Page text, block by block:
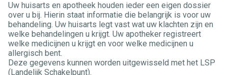
Uw huisarts en apotheek houden ieder een eigen dossier
over u bij. Hierin staat informatie die belangrijk is voor uw
behandeling. Uw huisarts legt vast wat uw klachten zijn en
welke behandelingen u krijgt. Uw apotheker registreert
welke medicijnen u krijgt en voor welke medicijnen u
allergisch bent.
Deze gegevens kunnen worden uitgewisseld met het LSP
(Landelijk Schakelpunt).